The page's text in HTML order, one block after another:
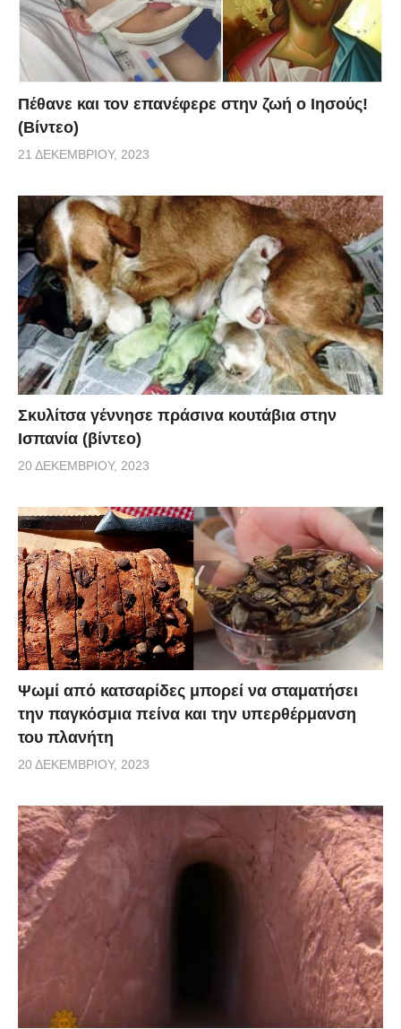
Πέθανε και τον επανέφερε στην ζωή ο Ιησούς!
(Βίντεο)
21 ΔΕΚΕΜΒΡΊΟΥ, 2023
Σκυλίτσα γέννησε πράσινα κουτάβια στην
Ισπανία (βίντεο)
20 ΔΕΚΕΜΒΡΊΟΥ, 2023
Ψωμί από κατσαρίδες μπορεί να σταματήσει
την παγκόσμια πείνα και την υπερθέρμανση
του πλανήτη
20 ΔΕΚΕΜΒΡΊΟΥ, 2023